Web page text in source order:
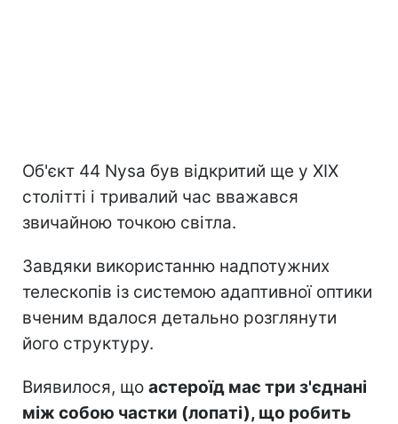
Об'єкт 44 Nysa був відкритий ще у XIX
столітті і тривалий час вважався
звичайною точкою світла.
Завдяки використанню надпотужних
телескопів із системою адаптивної оптики
вченим вдалося детально розглянути
його структуру.
Виявилося, що астероїд має три з'єднані
між собою частки (лопаті), що робить